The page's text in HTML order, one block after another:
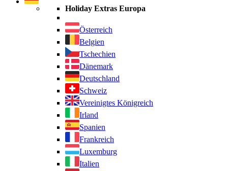
Holiday Extras Europa
Österreich
Belgien
Tschechien
Dänemark
Deutschland
Schweiz
Vereinigtes Königreich
Irland
Spanien
Frankreich
Luxemburg
Italien